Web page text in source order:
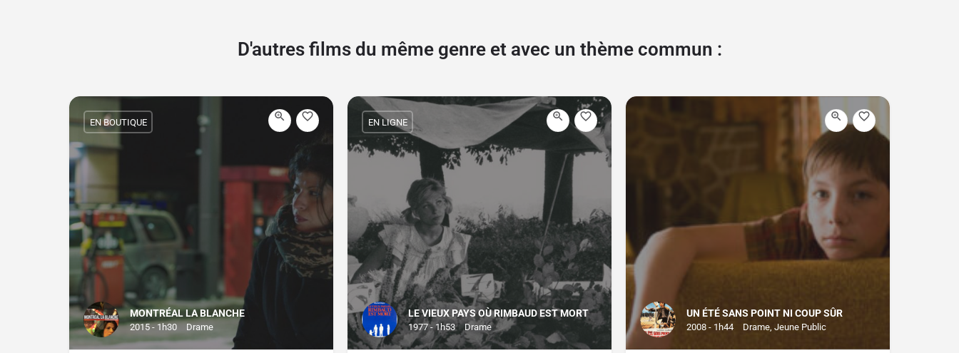
D'autres films du même genre et avec un thème commun :
MONTRÉAL LA BLANCHE
2015 - 1h30 Drame
EN BOUTIQUE
LE VIEUX PAYS OÙ RIMBAUD EST MORT
1977 - 1h53 Drame
EN LIGNE
UN ÉTÉ SANS POINT NI COUP SÛR
2008 - 1h44 Drame, Jeune Public